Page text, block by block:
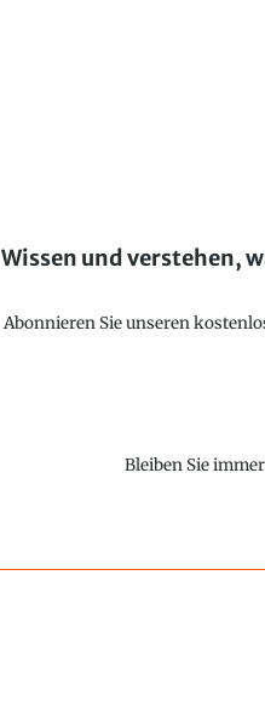
Wissen und verstehen,
Abonnieren Sie unseren
Bleiben Sie